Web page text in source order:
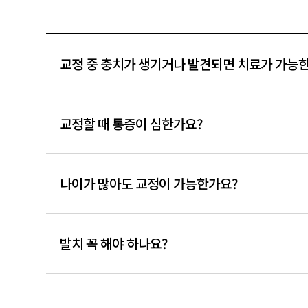
교정 중 충치가 생기거나 발견되면 치료가 가능
교정할 때 통증이 심한가요?
나이가 많아도 교정이 가능한가요?
발치 꼭 해야 하나요?